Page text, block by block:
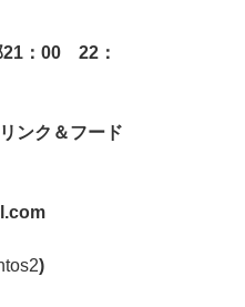
21 ： 00 22 ：
ンク＆フード
)